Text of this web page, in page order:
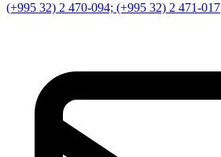
(+995 32) 2 470-094; (+995 32) 2 471-017